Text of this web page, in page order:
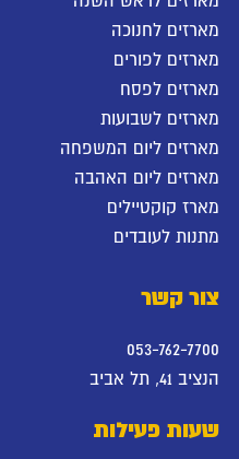
מארזים לחנוכה
מארזים לפורים
מארזים לפסח
מארזים לשבועות
מארזים ליום המשפחה
מארזים ליום האהבה
מארז קוקטיילים
מתנות לעובדים
צור קשר
053-762-7700
הנציב 41, תל אביב
שעות פעילות